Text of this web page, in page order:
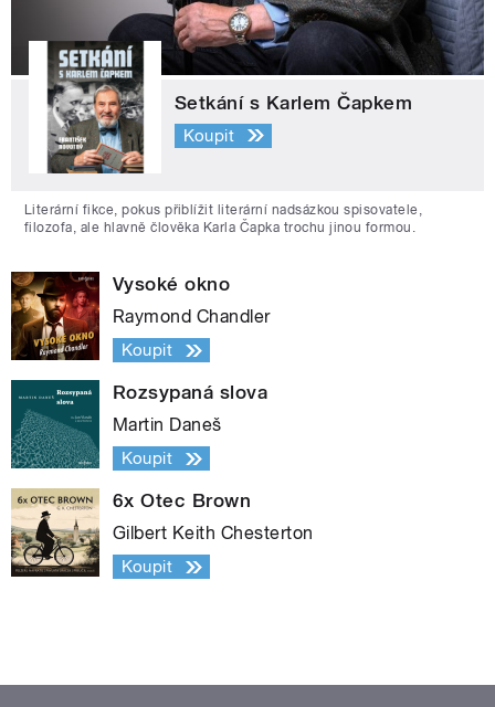
Setkání s Karlem Čapkem
Koupit
Literární fikce, pokus přiblížit literární nadsázkou spisovatele,
filozofa, ale hlavně člověka Karla Čapka trochu jinou formou.
Vysoké okno
Raymond Chandler
Koupit
Rozsypaná slova
Martin Daneš
Koupit
6x Otec Brown
Gilbert Keith Chesterton
Koupit